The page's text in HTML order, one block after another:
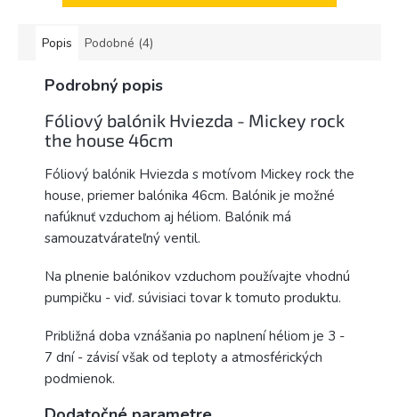
Popis Podobné (4)
Podrobný popis
Fóliový balónik Hviezda - Mickey rock
the house 46cm
Fóliový balónik Hviezda s motívom Mickey rock the
house, priemer balónika 46cm. Balónik je možné
nafúknuť vzduchom aj héliom. Balónik má
samouzatvárateľný ventil.
Na plnenie balónikov vzduchom používajte vhodnú
pumpičku - viď. súvisiaci tovar k tomuto produktu.
Približná doba vznášania po naplnení héliom je 3 -
7 dní - závisí však od teploty a atmosférických
podmienok.